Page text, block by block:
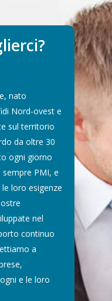
nato
Nord-ovest e
sul territorio
da oltre 30
ogni giorno
PMI, e
loro esigenze
nel
continuo
a
e le loro
DIRETTI
GARANZIA
Ammissibilità al fondo
centrale di garanzia
Analisi centrale rischi
Intermediazione
Finanza agevolata
Business plan
Analisi requisiti PMI
Pillole ESG
TRASPARENZA
Fogli Informativi
Reclami
Usura
Amministrazione
Guide Banca d’Italia
Modello di
gestione
CONTATTI
Whatsapp